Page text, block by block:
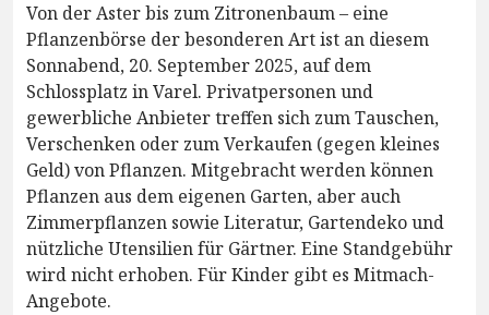
Von der Aster bis zum Zitronenbaum – eine
Pflanzenbörse der besonderen Art ist an diesem
Sonnabend, 20. September 2025, auf dem
Schlossplatz in Varel. Privatpersonen und
gewerbliche Anbieter treffen sich zum Tauschen,
Verschenken oder zum Verkaufen (gegen kleines
Geld) von Pflanzen. Mitgebracht werden können
Pflanzen aus dem eigenen Garten, aber auch
Zimmerpflanzen sowie Literatur, Gartendeko und
nützliche Utensilien für Gärtner. Eine Standgebühr
wird nicht erhoben. Für Kinder gibt es Mitmach-
Angebote.